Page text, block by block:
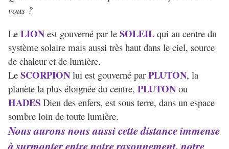
vous ?
Le LION est gouverné par le SOLEIL qui au centre du
système solaire mais aussi très haut dans le ciel, source
de chaleur et de lumière.
Le SCORPION lui est gouverné par PLUTON, la
planète la plus éloignée du centre, PLUTON ou
HADES Dieu des enfers, est sous terre, dans un espace
sombre loin de toute lumière.
Nous aurons nous aussi cette distance immense